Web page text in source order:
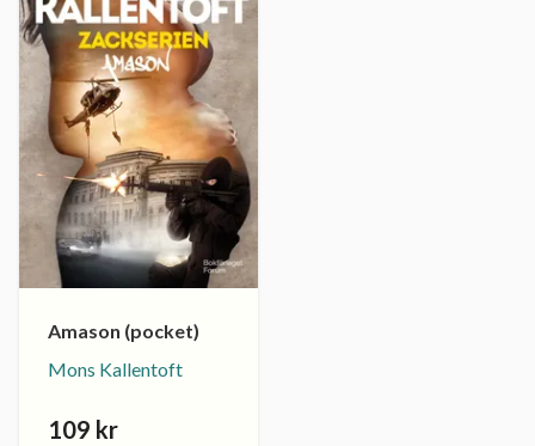
Amason (pocket)
Mons Kallentoft
109 kr